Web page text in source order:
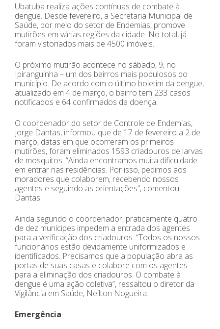
Ubatuba realiza ações contínuas de combate à
dengue. Desde fevereiro, a Secretaria Municipal de
Saúde, por meio do setor de Endemias, promove
mutirões em várias regiões da cidade. No total, já
foram vistoriados mais de 4500 imóveis.
O próximo mutirão acontece no sábado, 9, no
Ipiranguinha – um dos bairros mais populosos do
município. De acordo com o último boletim da dengue,
atualizado em 4 de março, o bairro tem 233 casos
notificados e 64 confirmados da doença.
O coordenador do setor de Controle de Endemias,
Jorge Dantas, informou que de 17 de fevereiro a 2 de
março, datas em que ocorreram os primeiros
mutirões, foram eliminados 1593 criadouros de larvas
de mosquitos. “Ainda encontramos muita dificuldade
em entrar nas residências. Por isso, pedimos aos
moradores que colaborem, recebendo nossos
agentes e seguindo as orientações”, comentou
Dantas.
Ainda segundo o coordenador, praticamente quatro
de dez munícipes impedem a entrada dos agentes
para a verificação dos criadouros. “Todos os nossos
funcionários estão devidamente uniformizados e
identificados. Precisamos que a população abra as
portas de suas casas e colabore com os agentes
para a eliminação dos criadouros. O combate à
dengue é uma ação coletiva”, ressaltou o diretor da
Vigilância em Saúde, Neilton Nogueira.
Emergência